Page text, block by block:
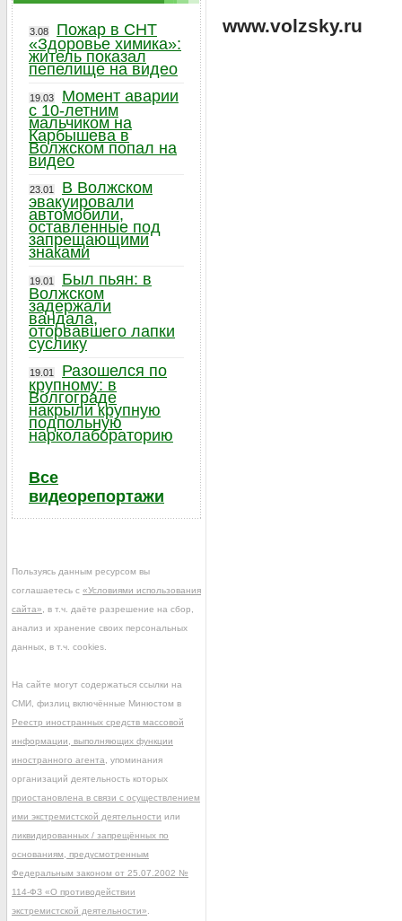
www.volzsky.ru
3.08
Пожар в СНТ
«Здоровье химика»:
житель показал
пепелище на видео
19.03
Момент аварии
с 10-летним
мальчиком на
Карбышева в
Волжском попал на
видео
23.01
В Волжском
эвакуировали
автомобили,
оставленные под
запрещающими
знаками
19.01
Был пьян: в
Волжском
задержали
вандала,
оторвавшего лапки
суслику
19.01
Разошелся по
крупному: в
Волгограде
накрыли крупную
подпольную
нарколабораторию
Все
видеорепортажи
Пользуясь данным ресурсом вы
соглашаетесь с «Условиями использования
сайта» , в т.ч. даёте разрешение на сбор,
анализ и хранение своих персональных
данных, в т.ч. cookies.
На сайте могут содержаться ссылки на
СМИ, физлиц включённые Минюстом в
Реестр иностранных средств массовой
информации, выполняющих функции
иностранного агента , упоминания
организаций деятельность которых
приостановлена в связи с осуществлением
ими экстремистской деятельности или
ликвидированных / запрещённых по
основаниям, предусмотренным
Федеральным законом от 25.07.2002 №
114-ФЗ «О противодействии
экстремистской деятельности»